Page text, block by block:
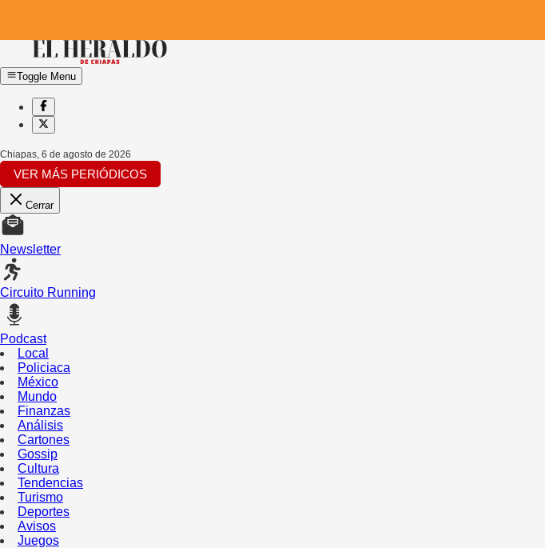
Toggle Menu
Chiapas, 6 de agosto de 2026
VER MÁS PERIÓDICOS
Cerrar
Newsletter
Circuito Running
Podcast
Local
Policiaca
México
Mundo
Finanzas
Análisis
Cartones
Gossip
Cultura
Tendencias
Turismo
Deportes
Avisos
Juegos